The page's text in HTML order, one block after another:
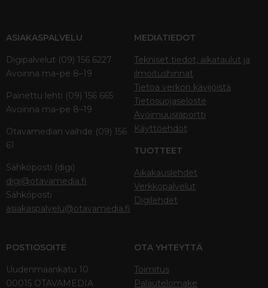
ASIAKASPALVELU
Digipalvelut (09) 156 6227
Avoinna ma–pe 8–19
Painettu lehti (09) 156 665
Avoinna ma–pe 8–19
Otavamedian vaihde (09) 156
61
Sähköposti (digi)
digi@otavamedia.fi
Sähköposti
asiakaspalvelu@otavamedia.fi
MEDIATIEDOT
Tekniset tiedot, aikataulut ja
ilmoitushinnat
Tietoa verkon kävijöistä
Tietosuojaseloste
Avoimuusraportti
Käyttöehdot
TUOTTEET
Aikakauslehdet
Verkkopalvelut
Digilehdet
POSTIOSOITE
Uudenmaankatu 10
00015 OTAVAMEDIA
OTA YHTEYTTÄ
Toimitus
Palautelomake